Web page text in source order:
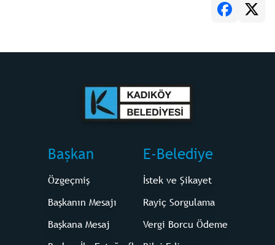
Başkan
Özgeçmiş
Başkanın Mesajı
Başkana Mesaj
E-Belediye
İstek ve Şikayet
Rayiç Sorgulama
Vergi Borcu Ödeme